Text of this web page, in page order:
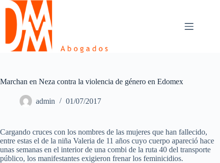
Skip
content
Marchan en Neza contra la violencia de género en Edomex
admin 01/07/2017
Cargando cruces con los nombres de las mujeres que han fallecido,
entre estas el de la niña Valeria de 11 años cuyo cuerpo apareció hace
unas semanas en el interior de una combi de la ruta 40 del transporte
público, los manifestantes exigieron frenar los feminicidios.